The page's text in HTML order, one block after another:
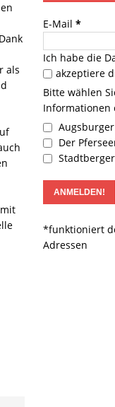
als
E-Mail *
Ich habe die
akzeptiere
Bitte wählen
Informationen
Der
*funktioniert
Adressen